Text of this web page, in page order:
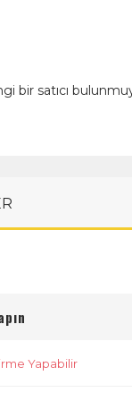
bir satıcı
Yapabilir